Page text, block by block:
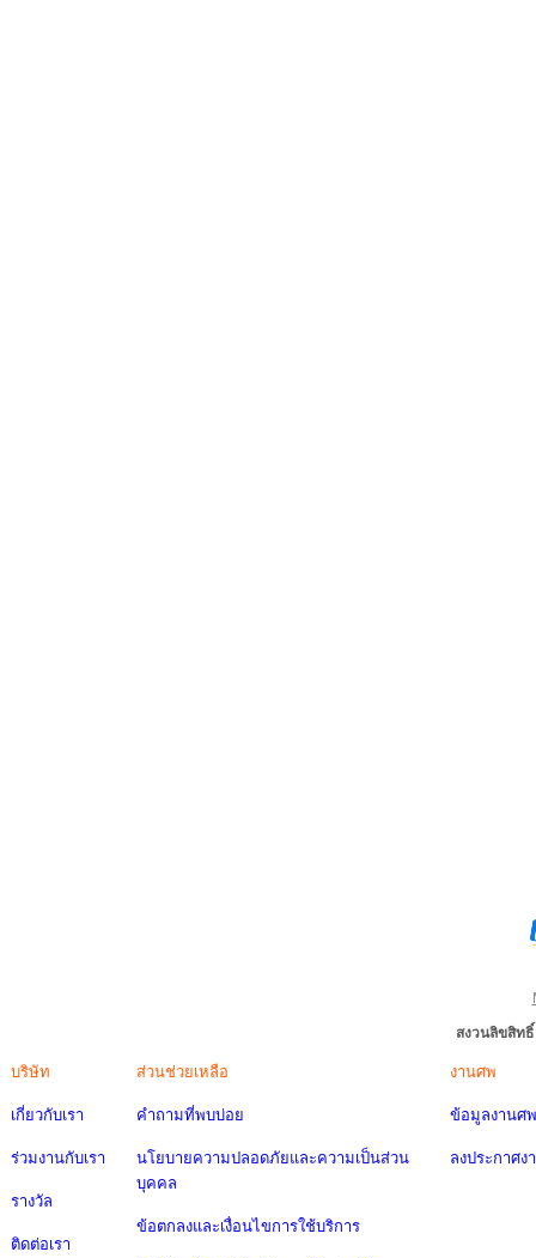
สงวนลิขสิท
บริษัท
เกี่ยวกับเรา
ร่วมงานกับเรา
รางวัล
ติดต่อเรา
ส่วนช่วยเหลือ
คำถามที่พบบ่อย
นโยบายความปลอดภัยและความเป็นส่วน
บุคคล
ข้อตกลงและเงื่อนไขการใช้บริการ
งานศพ
ข้อมูลงานศพ
ลงประกาศง